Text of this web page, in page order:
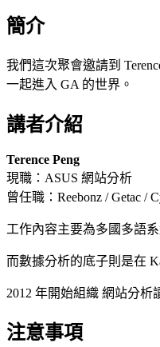
簡介
我們這次聚會邀請到
一起進入 GA 的世界。
講者介紹
Terence Peng
現職：ASUS 網站分析
曾任職：Reebonz / Getac /
工作內容主要為多國多語
而數據分析的底子則是在
2012 年開始組織 網站分
注意事項